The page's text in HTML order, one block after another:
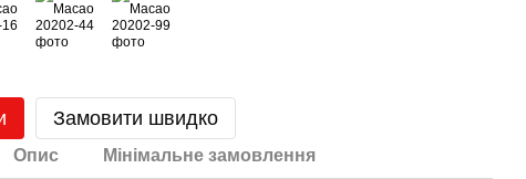
Замовити швидко
Опис Мінімальне замовлення